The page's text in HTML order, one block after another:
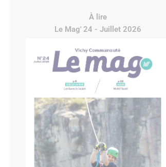
À lire
Le Mag' 24 - Juillet 2026